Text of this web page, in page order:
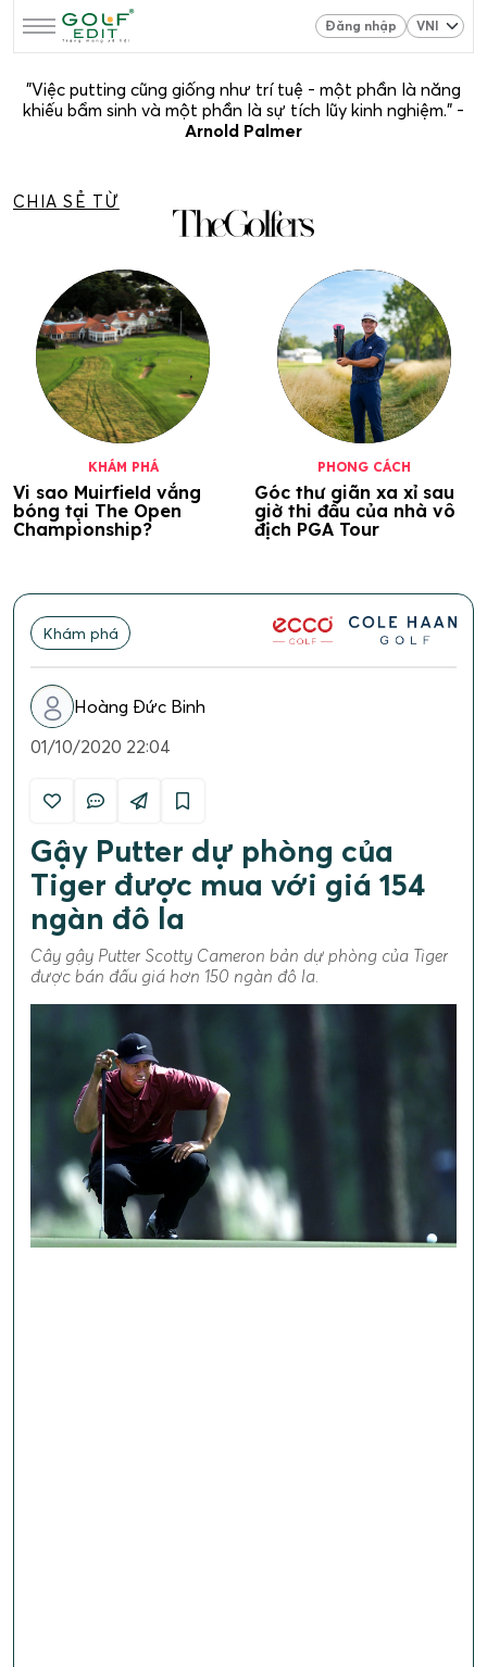
Đăng nhập
"Việc putting cũng giống như trí tuệ - một phần là năng
khiếu bẩm sinh và một phần là sự tích lũy kinh nghiệm." -
Arnold Palmer
CHIA SẺ TỪ
KHÁM PHÁ
Vi sao Muirfield vắng
bóng tại The Open
Championship?
PHONG CÁCH
Góc thư giãn xa xỉ sau
giờ thi đấu của nhà vô
địch PGA Tour
Khám phá
Hoàng Đức Binh
01/10/2020 22:04
Gậy Putter dự phòng của
Tiger được mua với giá 154
ngàn đô la
Cây gậy Putter Scotty Cameron bản dự phòng của Tiger
được bán đấu giá hơn 150 ngàn đô la.